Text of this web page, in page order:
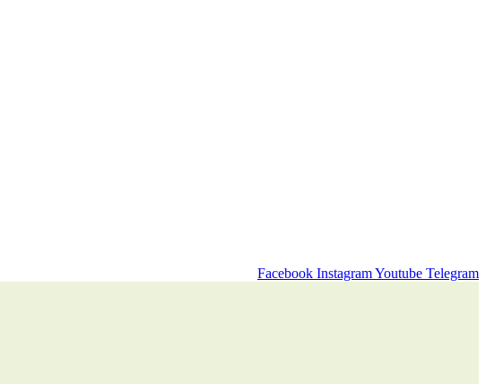
Facebook InstagramYoutube Telegram